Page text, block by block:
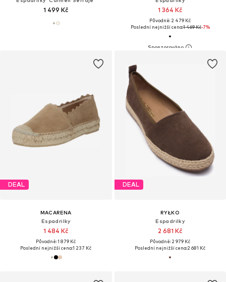
1 499 Kč 1 364 Kč
Původně: 2 479 Kč
Poslední nejnižší cena:1 469 Kč-7%
DEAL
MACARENA
Espadrilky
1 484 Kč
Původně: 1 879 Kč
Poslední nejnižší cena:1 237 Kč
DEAL
RYŁKO
Espadrilky
2 681 Kč
Původně: 2 979 Kč
Poslední nejnižší cena:2 681 Kč